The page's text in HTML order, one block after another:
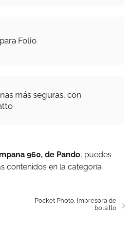
Folio
más seguras, con
960, de Pando, puedes
contenidos en la categoría
Pocket Photo, impresora de
bolsillo